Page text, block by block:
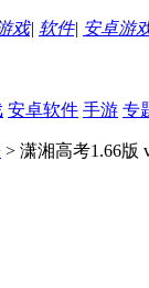
戏| 软件| 安卓游
安卓软件 手游 专
> 潇湘高考1.66版